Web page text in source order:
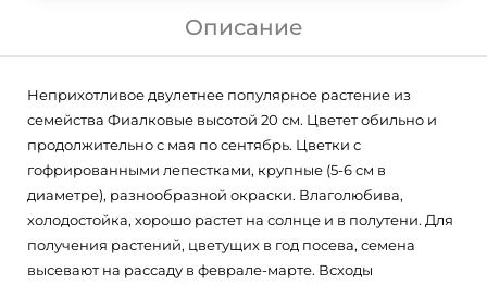
Описание
Неприхотливое двулетнее популярное растение из
семейства Фиалковые высотой 20 см. Цветет обильно и
продолжительно с мая по сентябрь. Цветки с
гофрированными лепестками, крупные (5-6 см в
диаметре), разнообразной окраски. Влаголюбива,
холодостойка, хорошо растет на солнце и в полутени. Для
получения растений, цветущих в год посева, семена
высевают на рассаду в феврале-марте. Всходы